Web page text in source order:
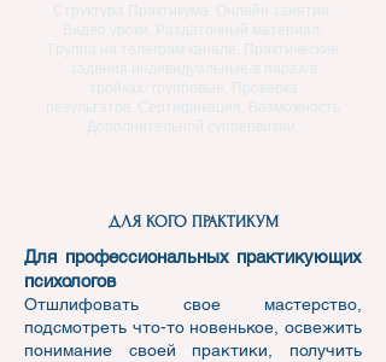
Структура Практикума: Онлайн занятия,
Видео уроки, Раздаточный материал,
Группа на телеграм канале, Практические
задания индивидуальные/в парах/в
тройках/ групповые, Проверка
результатов, Сертификация, Возможность
Дополнительной суппервизии.
ДЛЯ КОГО ПРАКТИКУМ
Для профессиональных практикующих
психологов
Отшлифовать свое мастерство,
подсмотреть что-то новенькое, освежить
понимание своей практики, получить